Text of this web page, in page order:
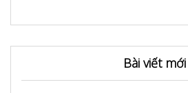
Bài viết mới